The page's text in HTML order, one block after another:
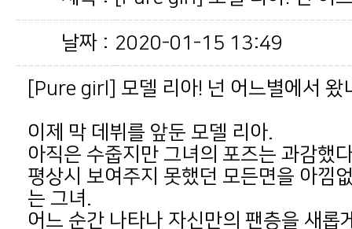
날짜 : 2020-01-15 13:49
[Pure girl] 모델 리아! 넌 어느별에서 왔
이제 막 데뷔를 앞둔 모델 리아.
아직은 수줍지만 그녀의 포즈는 과감했
는 그녀.